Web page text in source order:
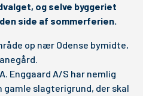
og selve byggeriet
side af sommerferien.
op nær Odense bymidte,
Enggaard A/S har nemlig
gamle slagterigrund, der skal